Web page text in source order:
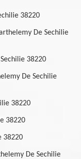
38220
De Sechilie
38220
De Sechilie
38220
38220
38220
De Sechilie